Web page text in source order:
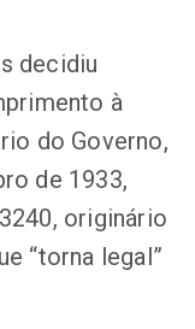
decidiu
à
do Governo,
de 1933,
originário
“torna legal”